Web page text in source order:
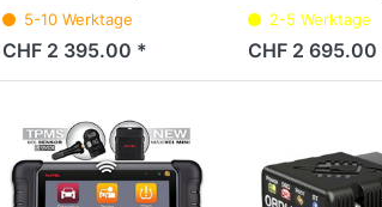
Steuergeräte, Service-
Intervalle, Elektrische-Park-
Bremse, etc. Menüsprache
Deutsch.
5-10 Werktage
CHF 2 395.00 *
Steuergeräte,
Intervalle,
Bremse,
Menüsprache
2-5 Werktage
CHF 2 695.00